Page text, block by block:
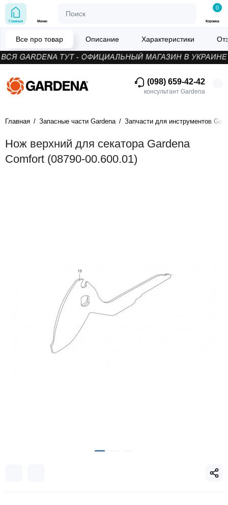
(098) 659-42-42
консультант Gardena
Главная Меню
0
Корзина
Главная Запасные части Gardena Запчасти для инструментов
Нож верхний для секатора Gardena
Comfort (08790-00.600.01)
Все про товар Описание Характеристики